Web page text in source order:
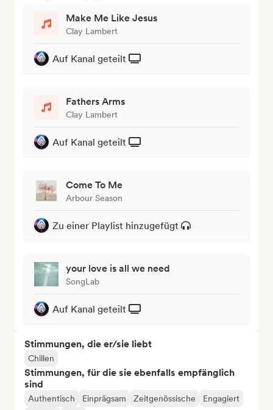
Make Me Like Jesus
Clay Lambert
Auf Kanal geteilt
Fathers Arms
Clay Lambert
Auf Kanal geteilt
Come To Me
Arbour Season
Zu einer Playlist hinzugefügt
your love is all we need
SongLab
Auf Kanal geteilt
Stimmungen, die er/sie liebt
Chillen
Stimmungen, für die sie ebenfalls empfänglich
sind
Authentisch Einprägsam Zeitgenössische
Engagiert